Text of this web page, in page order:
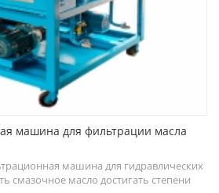
машина для фильтрации масла
машина для гидравлических
смазочное масло достигать степени